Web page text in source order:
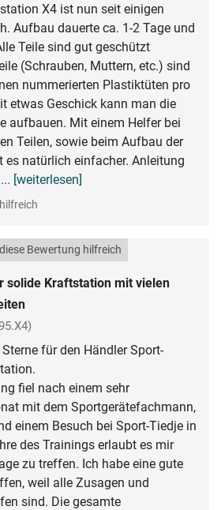
X4 ist nun seit einigen
Aufbau dauerte ca. 1-2 Tage und
Teile sind gut geschützt
(Schrauben, Muttern, etc.) sind
nummerierten Plastiktüten pro
etwas Geschick kann man die
aufbauen. Mit einem Helfer bei
Teilen, sowie beim Aufbau der
es natürlich einfacher. Anleitung
... [weiterlesen]
solide Kraftstation mit vielen
Bewertung hilfreich
für den Händler Sport-
fiel nach einem sehr
mit dem Sportgerätefachmann,
einem Besuch bei Sport-Tiedje in
des Trainings erlaubt es mir
zu treffen. Ich habe eine gute
weil alle Zusagen und
sind. Die gesamte